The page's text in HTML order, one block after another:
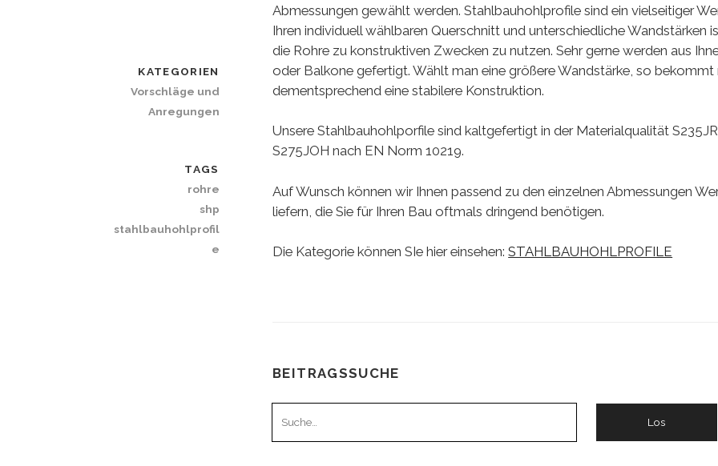
Abmessungen gewählt werden. Stahlbauhohlprofile sind ein vielseitiger
Ihren individuell wählbaren Querschnitt und unterschiedliche Wandstärken
die Rohre zu konstruktiven Zwecken zu nutzen. Sehr gerne werden aus
oder Balkone gefertigt. Wählt man eine größere Wandstärke, so bekommt
dementsprechend eine stabilere Konstruktion.
Unsere Stahlbauhohlporfile sind kaltgefertigt in der Materialqualität
S275JOH nach EN Norm 10219.
Auf Wunsch können wir Ihnen passend zu den einzelnen Abmessungen
liefern, die Sie für Ihren Bau oftmals dringend benötigen.
Die Kategorie können SIe hier einsehen:STAHLBAUHOHLPROFILE
BEITRAGSSUCHE
KATEGORIEN
Vorschläge und
Anregungen
TAGS
rohre
shp
stahlbauhohlprofil
e